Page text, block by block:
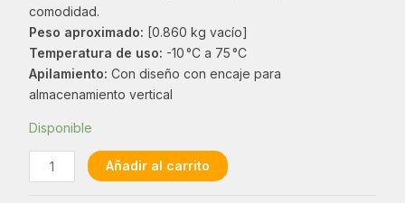
comodidad.
Peso aproximado: [0.860 kg vacío]
Temperatura de uso: -10 °C a 75 °C
Apilamiento: Con diseño con encaje para
almacenamiento vertical
Disponible
Cubeta
19
Añadir al carrito